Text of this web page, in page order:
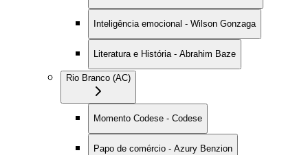
Inteligência emocional - Wilson Gonzaga
Literatura e História - Abrahim Baze
Rio Branco (AC)
Momento Codese - Codese
Papo de comércio - Azury Benzion